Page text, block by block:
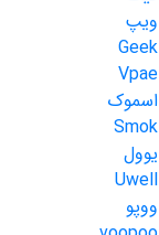
ویپ
Geek
Vpae
اسموک
Smok
یوول
Uwell
ووپو